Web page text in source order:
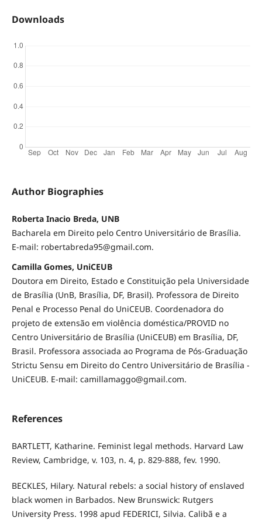
Downloads
Author Biographies
Roberta Inacio Breda, UNB
Bacharela em Direito pelo Centro Universitário de Brasília.
E-mail: robertabreda95@gmail.com.
Camilla Gomes, UniCEUB
Doutora em Direito, Estado e Constituição pela Universidade
de Brasília (UnB, Brasília, DF, Brasil). Professora de Direito
Penal e Processo Penal do UniCEUB. Coordenadora do
projeto de extensão em violência doméstica/PROVID no
Centro Universitário de Brasília (UniCEUB) em Brasília, DF,
Brasil. Professora associada ao Programa de Pós-Graduação
Strictu Sensu em Direito do Centro Universitário de Brasília -
UniCEUB. E-mail: camillamaggo@gmail.com.
References
BARTLETT, Katharine. Feminist legal methods. Harvard Law
Review, Cambridge, v. 103, n. 4, p. 829-888, fev. 1990.
BECKLES, Hilary. Natural rebels: a social history of enslaved
black women in Barbados. New Brunswick: Rutgers
University Press. 1998 apud FEDERICI, Silvia. Calibã e a